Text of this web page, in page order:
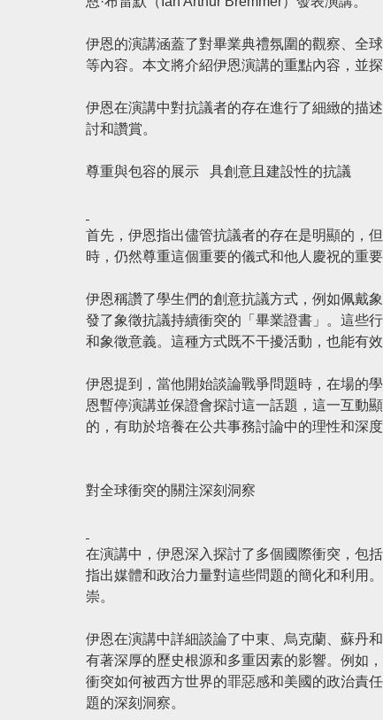
伊恩的演講涵蓋了對畢業典禮氛圍的觀察、全
等內容。本文將介紹伊恩演講的重點內容，並
伊恩在演講中對抗議者的存在進行了細緻的描
討和讚賞。
尊重與包容的展示 具創意且建設性的抗議
首先，伊恩指出儘管抗議者的存在是明顯的，
時，仍然尊重這個重要的儀式和他人慶祝的重
伊恩稱讚了學生們的創意抗議方式，例如佩戴
發了象徵抗議持續衝突的「畢業證書」。這些
和象徵意義。這種方式既不干擾活動，也能有
伊恩提到，當他開始談論戰爭問題時，在場的
恩暫停演講並保證會探討這一話題，這一互動
的，有助於培養在公共事務討論中的理性和深度
對全球衝突的關注深刻洞察
在演講中，伊恩深入探討了多個國際衝突，包
指出媒體和政治力量對這些問題的簡化和利用
崇。
伊恩在演講中詳細談論了中東、烏克蘭、蘇丹
有著深厚的歷史根源和多重因素的影響。例如
衝突如何被西方世界的罪惡感和美國的政治責
題的深刻洞察。